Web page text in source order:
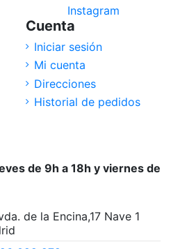
Instagram
Cuenta
Iniciar sesión
Mi cuenta
Direcciones
Historial de pedidos
de 9h a 18h y viernes de
de la Encina,17 Nave 1